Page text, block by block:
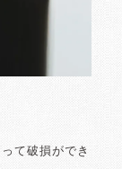
て破損ができ